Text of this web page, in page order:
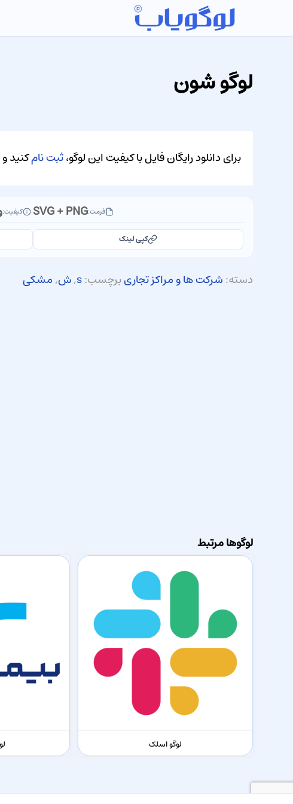
لوگو شون
برای دانلود رایگان فایل با کیفیت این لوگو،ثبت نامکنید و
فرمت:SVG + PNG
| کیفیت:
کپی لینک
دسته:شرکت ها و مراکز تجاریبرچسب:s
,ش,مشکی
لوگوها مرتبط
لوگو اسلک